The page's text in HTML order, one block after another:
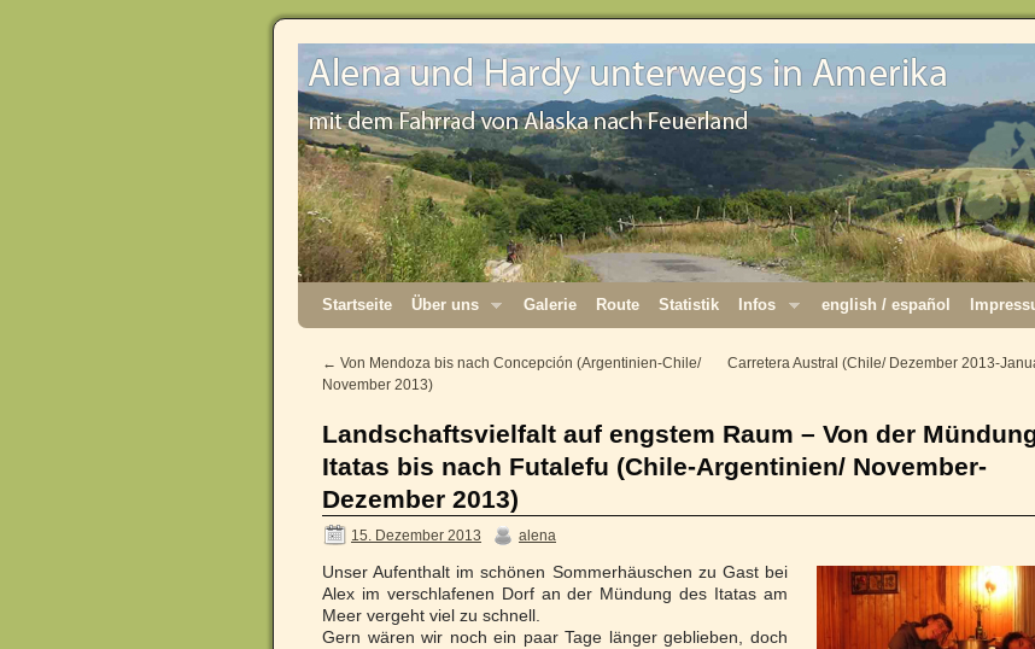
Startseite Über uns Galerie Route Statistik Infos english / español
← Von Mendoza bis nach Concepción (Argentinien-Chile/
November 2013)
Carretera Austral (Chile/ Dezember 2013-
Landschaftsvielfalt auf engstem Raum – Von der
Itatas bis nach Futalefu (Chile-Argentinien/ November-
Dezember 2013)
15. Dezember 2013 alena
Unser Aufenthalt im schönen Sommerhäuschen zu Gast bei
Alex im verschlafenen Dorf an der Mündung des Itatas am
Meer vergeht viel zu schnell.
Gern wären wir noch ein paar Tage länger geblieben, doch